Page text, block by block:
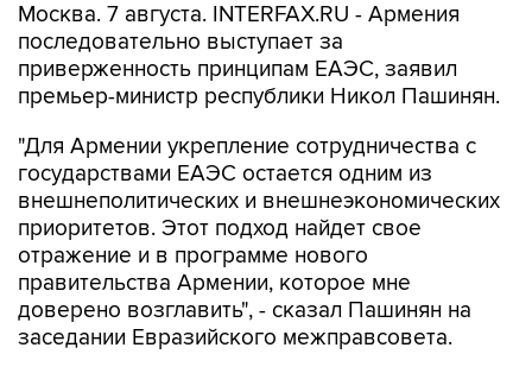
Москва. 7 августа. INTERFAX.RU - Армения
последовательно выступает за
приверженность принципам ЕАЭС, заявил
премьер-министр республики Никол Пашинян.
"Для Армении укрепление сотрудничества с
государствами ЕАЭС остается одним из
внешнеполитических и внешнеэкономических
приоритетов. Этот подход найдет свое
отражение и в программе нового
правительства Армении, которое мне
доверено возглавить", - сказал Пашинян на
заседании Евразийского межправсовета.